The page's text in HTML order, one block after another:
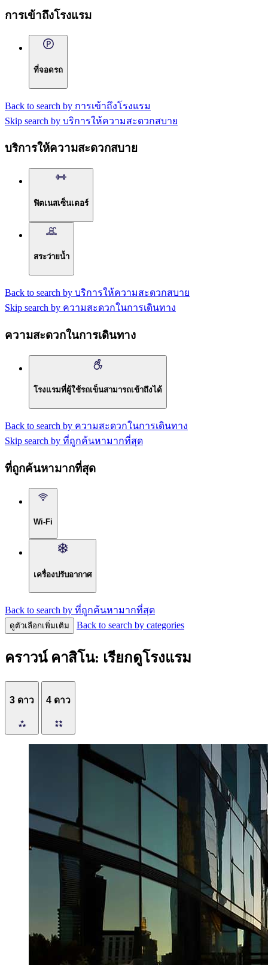
การเข้าถึงโรงแรม
ที่จอดรถ
Back to search by การเข้าถึงโรงแรม
Skip search by บริการให้ความสะดวกสบาย
บริการให้ความสะดวกสบาย
ฟิตเนสเซ็นเตอร์
สระว่ายน้ำ
Back to search by บริการให้ความสะดวกสบาย
Skip search by ความสะดวกในการเดินทาง
ความสะดวกในการเดินทาง
โรงแรมที่ผู้ใช้รถเข็นสามารถเข้าถึงได้
Back to search by ความสะดวกในการเดินทาง
Skip search by ที่ถูกค้นหามากที่สุด
ที่ถูกค้นหามากที่สุด
Wi-Fi
เครื่องปรับอากาศ
Back to search by ที่ถูกค้นหามากที่สุด
ดูตัวเลือกเพิ่มเติม Back to search by categories
คราวน์ คาสิโน: เรียกดูโรงแรม
3 ดาว 4 ดาว